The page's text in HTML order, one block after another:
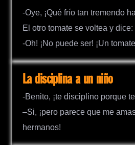
-Oye, ¡Qué frío tan tremendo
El otro tomate se voltea y dice:
-Oh! ¡No puede ser! ¡Un
La disciplina a un niño
-Benito, ¡te disciplino porque
–Si, ¡pero parece que me
hermanos!